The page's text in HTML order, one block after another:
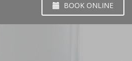
BOOK ONLINE